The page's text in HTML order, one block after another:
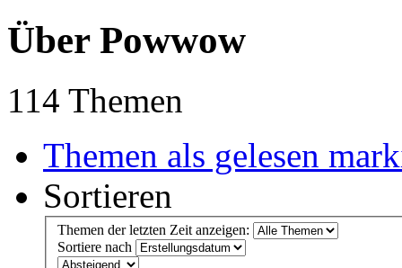
Über Powwow
114 Themen
Themen als gelesen
Sortieren
Themen der letzten Zeit anzeigen:
Sortiere nach